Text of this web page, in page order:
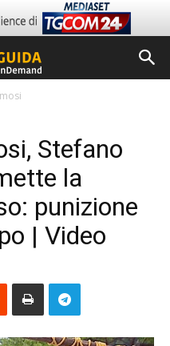
Stefano
la
punizione
| Video